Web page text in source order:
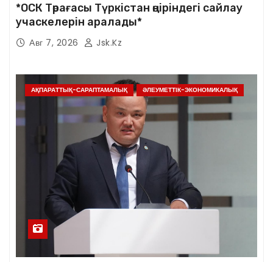
*ОСК Төрағасы Түркістан өңіріндегі сайлау
учаскелерін аралады*
Авг 7, 2026 Jsk.kz
АҚПАРАТТЫҚ-САРАПТАМАЛЫҚ ӘЛЕУМЕТТІК-ЭКОНОМИКАЛЫҚ